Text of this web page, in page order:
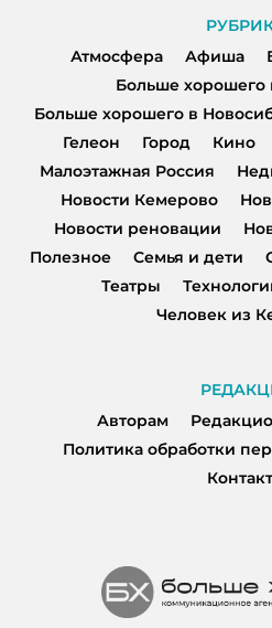
Атмосфера
Афиша
Больше хорошего
Больше хорошего в
Гелеон
Город Кино
Малоэтажная Россия
Новости Кемерово
Новости реновации
Полезное
Семья и дети
Театры
Человек из
Авторам
Политика обработки